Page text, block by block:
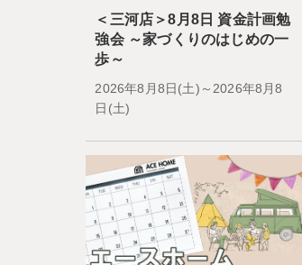
＜三河店＞8月8日 資金計画勉
強会 ～家づくりのはじめの一
歩～
2026年8月8日(土)～2026年8月8
日(土)